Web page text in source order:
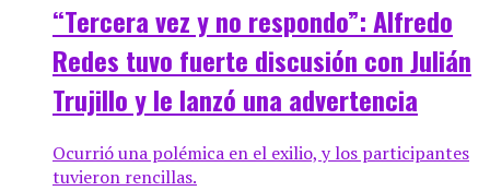
“Tercera vez y no respondo”: Alfredo
Redes tuvo fuerte discusión con Julián
Trujillo y le lanzó una advertencia
Ocurrió una polémica en el exilio, y los participantes
tuvieron rencillas.